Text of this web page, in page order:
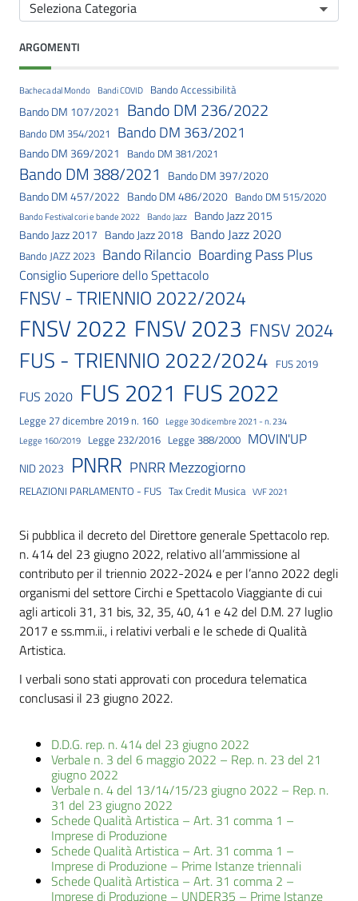
ARGOMENTI
Bacheca dal Mondo Bandi COVID Bando Accessibilità
Bando DM 107/2021 Bando DM 236/2022
Bando DM 354/2021 Bando DM 363/2021
Bando DM 369/2021 Bando DM 381/2021
Bando DM 388/2021 Bando DM 397/2020
Bando DM 457/2022 Bando DM 486/2020 Bando DM 515/2020
Bando Festival cori e bande 2022 Bando Jazz
Bando Jazz 2015
Bando Jazz 2017 Bando Jazz 2018 Bando Jazz 2020
Bando JAZZ 2023 Bando Rilancio Boarding Pass Plus
Consiglio Superiore dello Spettacolo
FNSV - TRIENNIO 2022/2024
FNSV 2022 FNSV 2023 FNSV 2024
FUS - TRIENNIO 2022/2024 FUS 2019
FUS 2020 FUS 2021 FUS 2022
Legge 27 dicembre 2019 n. 160
Legge 30 dicembre 2021 - n. 234
Legge 160/2019
Legge 232/2016 Legge 388/2000 MOVIN'UP
NID 2023 PNRR PNRR Mezzogiorno
RELAZIONI PARLAMENTO - FUS Tax Credit Musica VVF 2021
Si pubblica il decreto del Direttore generale Spettacolo rep.
n. 414 del 23 giugno 2022, relativo all’ammissione al
contributo per il triennio 2022-2024 e per l’anno 2022 degli
organismi del settore Circhi e Spettacolo Viaggiante di cui
agli articoli 31, 31 bis, 32, 35, 40, 41 e 42 del D.M. 27 luglio
2017 e ss.mm.ii., i relativi verbali e le schede di Qualità
Artistica.
I verbali sono stati approvati con procedura telematica
conclusasi il 23 giugno 2022.
D.D.G. rep. n. 414 del 23 giugno 2022
Verbale n. 3 del 6 maggio 2022 – Rep. n. 23 del 21
giugno 2022
Verbale n. 4 del 13/14/15/23 giugno 2022 – Rep. n.
31 del 23 giugno 2022
Schede Qualità Artistica – Art. 31 comma 1 –
Imprese di Produzione
Schede Qualità Artistica – Art. 31 comma 1 –
Imprese di Produzione – Prime Istanze triennali
Schede Qualità Artistica – Art. 31 comma 2 –
Imprese di Produzione – UNDER35 – Prime Istanze